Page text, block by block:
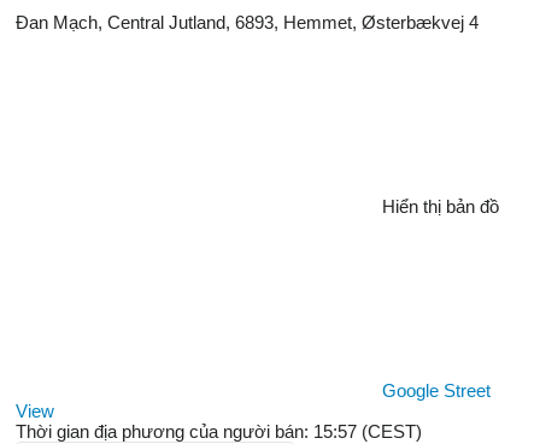
Đan Mạch, Central Jutland, 6893, Hemmet, Østerbækvej 4
Hiển thị bản đồ
Google Street
View
Thời gian địa phương của người bán: 15:57 (CEST)